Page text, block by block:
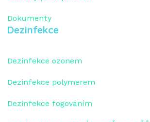
Dokumenty
Dezinfekce
Dezinfekce ozonem
Dezinfekce polymerem
Dezinfekce fogováním